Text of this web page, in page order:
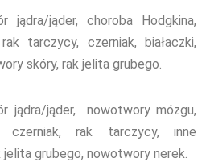
jądra/jąder, choroba Hodgkina,
tarczycy, czerniak, białaczki,
skóry, rak jelita grubego.
jądra/jąder, nowotwory mózgu,
czerniak,rak tarczycy, inne
grubego, nowotwory nerek.